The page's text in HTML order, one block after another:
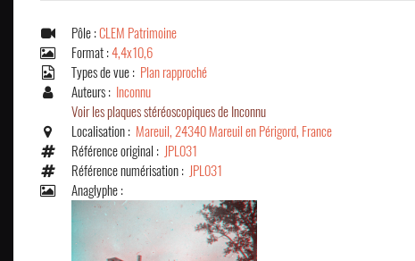
Pôle :CLEM Patrimoine
Format :4,4x10,6
Types de vue : Plan rapproché
Auteurs : Inconnu
Voir les plaques stéréoscopiques de Inconnu
Localisation : Mareuil, 24340 Mareuil en Périgord, France
Référence original : JPL031
Référence numérisation : JPL031
Anaglyphe :